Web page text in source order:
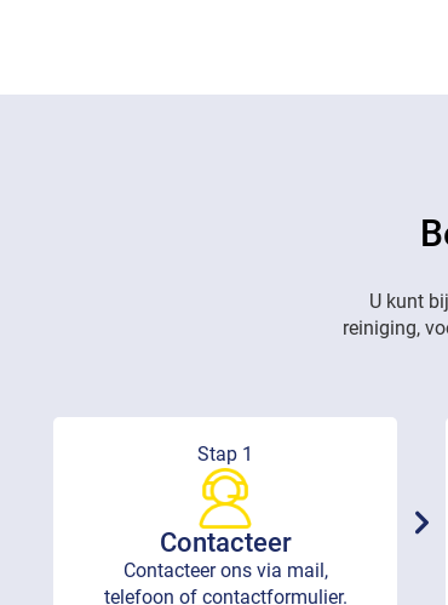
U kunt
reiniging,
Stap 1
Contacteer
Contacteer ons via mail,
telefoon of contactformulier.